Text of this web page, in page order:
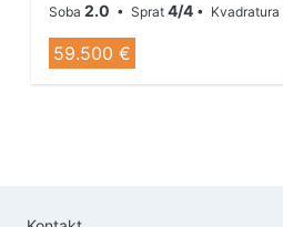
Soba 2.0 • Sprat 4/4 • Kvadratura
59.500 €